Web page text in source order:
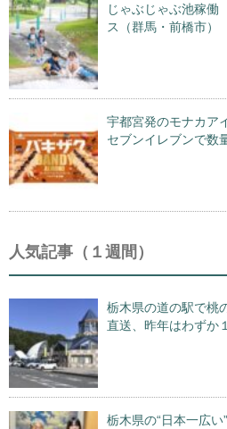
じゃぶじゃぶ池稼
ス（群馬・前橋市）
宇都宮発のモナカア
セブンイレブンで数
人気記事（１週間）
栃木県の道の駅で桃
直送、昨年はわずか
栃木県の“日本一広